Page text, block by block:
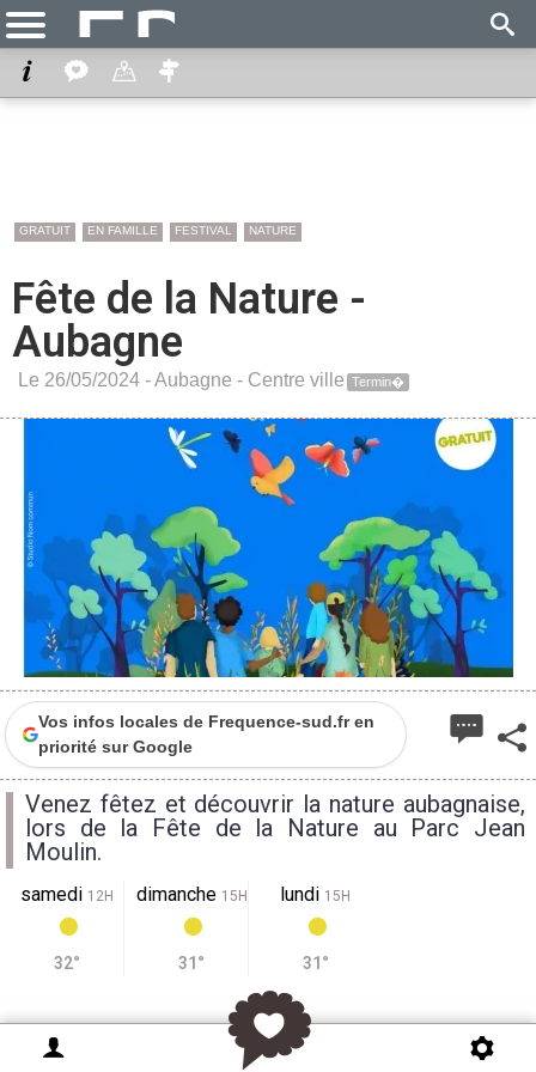
GRATUIT EN FAMILLE FESTIVAL NATURE
Fête de la Nature -
Aubagne
Le 26/05/2024 -Aubagne - Centre ville Termin�
Vos infos locales de Frequence-sud.fr en
priorité sur Google
Venez fêtez et découvrir la nature aubagnaise,
lors de la Fête de la Nature au Parc Jean
Moulin.
samedi 12H
32°
dimanche 15H
31°
lundi 15H
31°
La Fête de la Nature a été conçue en 2007 par le